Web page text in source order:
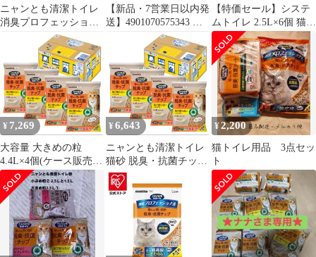
ニャンとも清潔トイレ
消臭プロフェッショナ
ル 脱臭・抗菌チップ 大
きめの粒 4.4L
【新品・7営業日以内発
送】4901070575343 ニ
ャンとも清潔トイレ 脱
臭・抗菌チップ 複数ね
こ用 大きめの粒 4．
0L【キャンセル不可】
【沖縄離島販売不可】
【特価セール】システ
ムトイレ 2.5L×6個 猫用
大きめの粒 消臭 脱臭・
抗菌チップ ネコ砂 猫砂
(ケース販売) ニャンと
も清潔トイレ
¥ 7,269
大容量 大きめの粒
4.4L×4個(ケース販売)
脱臭・抗菌チップ [猫
砂] ニャンとも清潔ト
イレ システムトイレ用
¥ 6,643
ニャンとも清潔トイレ
猫砂 脱臭・抗菌チップ
大きめの粒 4.4L×4個 シ
ステムトイレ 猫用 消臭
(ケース販売)
¥2,200
猫トイレ用品 3点セッ
ト